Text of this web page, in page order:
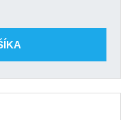
Skladom 1
ks